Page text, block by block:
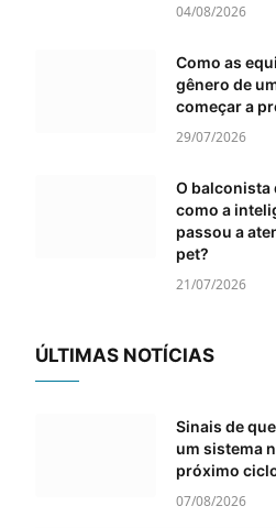
04/08/2026
Como as
gênero de
começar a
29/07/2026
O balconista
como a
passou a
pet?
21/07/2026
ÚLTIMAS NOTÍCIAS
Sinais de
um sistema
próximo
07/08/2026